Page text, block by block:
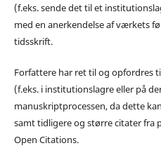
(f.eks. sende det til et
med en anerkendelse af værkets
tidsskrift.
Forfattere har ret til og opfordres
(f.eks. i institutionslagre eller på
manuskriptprocessen, da dette
samt tidligere og større citater fra
Open Citations.